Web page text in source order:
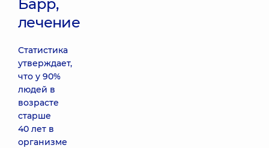
Барр,
лечение
Статистика
утверждает,
что у 90%
людей в
возрасте
старше
40 лет в
организме